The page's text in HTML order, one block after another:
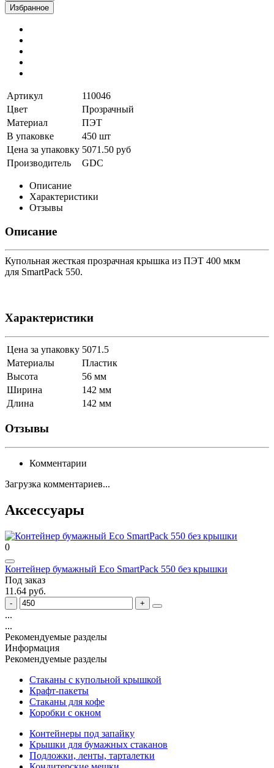
Избранное
Артикул
110046
Цвет
Прозрачный
Материал
ПЭТ
В упаковке
450 шт
Цена за упаковку 5071.50 руб
Производитель
GDC
Описание
Характеристики
Отзывы
Описание
Купольная жесткая прозрачная крышка из ПЭТ 400 мкм
для SmartPack 550.
Характеристики
Цена за упаковку 5071.5
Материалы
Пластик
Высота
56 мм
Ширина
142 мм
Длина
142 мм
Отзывы
Комментарии
Загрузка комментариев...
Аксессуары
0
Контейнер бумажный Eco SmartPack 550 без крышки
Под заказ
11.64 руб.
...
...
Рекомендуемые разделы
Информация
Рекомендуемые разделы
Стаканы с купольной крышкой
Крафт-пакеты
Стаканы для кофе
Коробки с окном
Контейнеры под запайку
Крышки для бумажных стаканов
Подложки, ленты, тарталетки